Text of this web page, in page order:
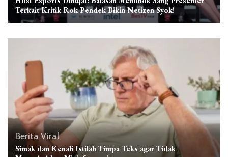
Terkait Kritik Rok Pendek Bikin Netizen Syok!
Berita Viral
Simak dan Kenali Istilah Timpa Teks agar Tidak